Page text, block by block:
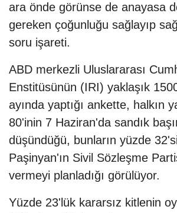
ara önde görünse de anayasa
gereken çoğunluğu sağlayıp
soru işareti.
ABD merkezli Uluslararası
Enstitüsünün (IRI) yaklaşık
ayında yaptığı ankette, halkın
80'inin 7 Haziran'da sandık
düşündüğü, bunların yüzde
Paşinyan'ın Sivil Sözleşme
vermeyi planladığı görülüyor.
Yüzde 23'lük kararsız kitlenin